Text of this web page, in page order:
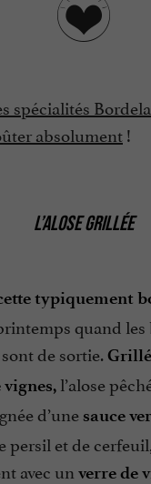
spécialités
absolument!
L’ALOSE GRILLÉE
typiquement
quand les
de sortie.
l’alose
d’une sauce
persil et de
avec un verre de